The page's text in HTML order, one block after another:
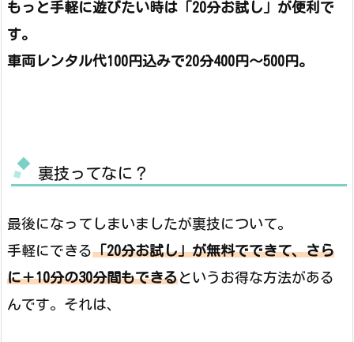
もっと手軽に遊びたい時は「20分お試し」が便利で
す。
車両レンタル代100円込みで20分400円～500円。
裏技ってなに？
最後になってしまいましたが裏技について。
手軽にできる「20分お試し」が無料でできて、さら
に＋10分の30分間もできるというお得な方法がある
んです。それは、